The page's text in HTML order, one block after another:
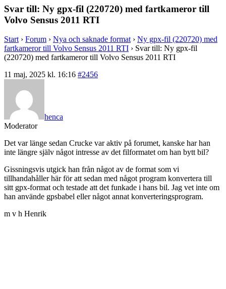
Svar till: Ny gpx-fil (220720) med fartkameror till
Volvo Sensus 2011 RTI
Start › Forum › Nya och saknade format › Ny gpx-fil (220720) med
fartkameror till Volvo Sensus 2011 RTI › Svar till: Ny gpx-fil
(220720) med fartkameror till Volvo Sensus 2011 RTI
11 maj, 2025 kl. 16:16 #2456
henca
Moderator
Det var länge sedan Crucke var aktiv på forumet, kanske har han
inte längre själv något intresse av det filformatet om han bytt bil?
Gissningsvis utgick han från något av de format som vi
tillhandahåller här för att sedan med något program konvertera till
sitt gpx-format och testade att det funkade i hans bil. Jag vet inte om
han använde gpsbabel eller något annat konverteringsprogram.
m v h Henrik